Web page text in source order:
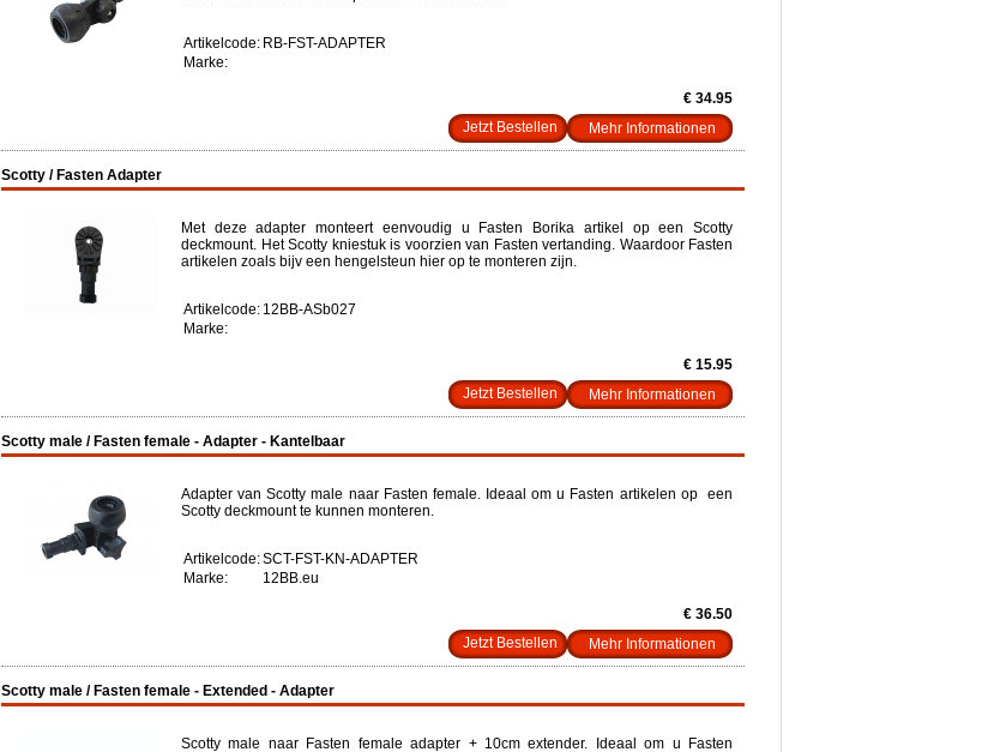
Artikelcode: RB-FST-ADAPTER
Marke:
€ 34.95
Mehr Informationen
Scotty / Fasten Adapter
Met deze adapter monteert eenvoudig u Fasten Borika artikel op een Scotty
deckmount. Het Scotty kniestuk is voorzien van Fasten vertanding. Waardoor Fasten
artikelen zoals bijv een hengelsteun hier op te monteren zijn.
Artikelcode: 12BB-ASb027
Marke:
€ 15.95
Mehr Informationen
Scotty male / Fasten female - Adapter - Kantelbaar
Adapter van Scotty male naar Fasten female. Ideaal om u Fasten artikelen op een
Scotty deckmount te kunnen monteren.
Artikelcode:SCT-FST-KN-ADAPTER
Marke:
12BB.eu
€ 36.50
Mehr Informationen
Scotty male / Fasten female - Extended - Adapter
Scotty male naar Fasten female adapter + 10cm extender. Ideaal om u Fasten